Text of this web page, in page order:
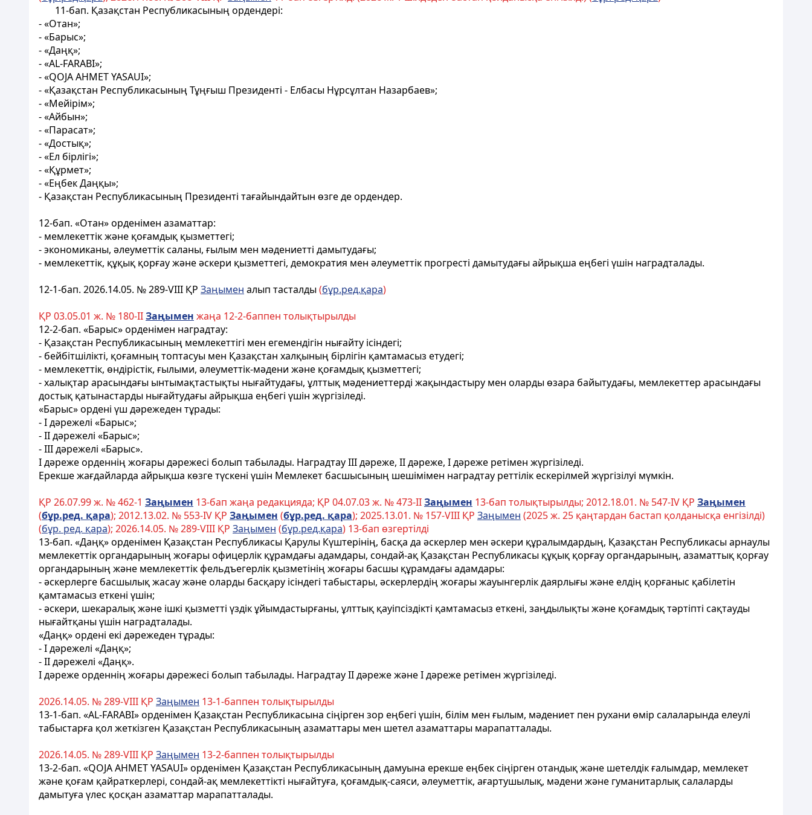
11-бап. Қазақстан Республикасының ордендері:
- «Отан»;
- «Барыс»;
- «Даңқ»;
- «AL-FARABI»;
- «QOJA AHMET YASAUI»;
- «Қазақстан Республикасының Тұңғыш Президенті - Елбасы Нұрсұлтан Назарбаев»;
- «Мейірім»;
- «Айбын»;
- «Парасат»;
- «Достық»;
- «Ел бірлігі»;
- «Құрмет»;
- «Еңбек Даңқы»;
- Қазақстан Республикасының Президенті тағайындайтын өзге де ордендер.
12-бап. «Отан» орденiмен азаматтар:
- мемлекеттік және қоғамдық қызметтегi;
- экономиканы, әлеуметтiк саланы, ғылым мен мәдениеттi дамытудағы;
- мемлекеттік, құқық қорғау және әскери қызметтегi, демократия мен әлеуметтiк прогрестi дамытудағы айрықша еңбегi үшiн наградталады.
12-1-бап. 2026.14.05. № 289-VIII ҚР Заңымен алып тасталды(бұр.ред.қара)
ҚР 03.05.01 ж. № 180-IIЗаңымен жаңа 12-2-баппен толықтырылды
12-2-бап. «Барыс» орденімен наградтау:
- Қазақстан Республикасының мемлекеттігі мен егемендігін нығайту ісіндегі;
- бейбітшілікті, қоғамның топтасуы мен Қазақстан халқының бірлігін қамтамасыз етудегі;
- мемлекеттік, өндірістік, ғылыми, әлеуметтік-мәдени және қоғамдық қызметтегі;
- халықтар арасындағы ынтымақтастықты нығайтудағы, ұлттық мәдениеттерді жақындастыру мен оларды өзара байытудағы, мемлекеттер арасындағы
достық қатынастарды нығайтудағы айрықша еңбегі үшін жүргізіледі.
«Барыс» ордені үш дәрежеден тұрады:
- I дәрежелі «Барыс»;
- II дәрежелі «Барыс»;
- III дәрежелі «Барыс».
I дәреже орденнің жоғары дәрежесі болып табылады. Наградтау III дәреже, II дәреже, I дәреже ретімен жүргізіледі.
Ерекше жағдайларда айрықша көзге түскені үшін Мемлекет басшысының шешімімен наградтау реттілік ескерілмей жүргізілуі мүмкін.
ҚР 26.07.99 ж. № 462-1 Заңымен 13-бап жаңа редакцияда; ҚР 04.07.03 ж. № 473-IIЗаңымен 13-бап толықтырылды; 2012.18.01. № 547-ІV ҚР Заңымен
(бұр.ред. қара); 2012.13.02. № 553-IV ҚР Заңымен (бұр.ред. қара); 2025.13.01. № 157-VIII ҚР Заңымен (2025 ж. 25 қаңтардан бастап қолданысқа енгізілді)
(бұр. ред. қара); 2026.14.05. № 289-VIII ҚР Заңымен (бұр.ред.қара) 13-бап өзгертілді
13-бап. «Даңқ» орденімен Қазақстан Республикасы Қарулы Күштерінің, басқа да әскерлер мен әскери құралымдардың, Қазақстан Республикасы арнаулы
мемлекеттік органдарының жоғары офицерлік құрамдағы адамдары, сондай-ақ Қазақстан Республикасы құқық қорғау органдарының, азаматтық қорғау
органдарының және мемлекеттік фельдъегерлік қызметінің жоғары басшы құрамдағы адамдары:
- әскерлерге басшылық жасау және оларды басқару ісіндегі табыстары, әскерлердің жоғары жауынгерлік даярлығы және елдің қорғаныс қабілетін
қамтамасыз еткені үшін;
- әскери, шекаралық және ішкі қызметті үздік ұйымдастырғаны, ұлттық қауіпсіздікті қамтамасыз еткені, заңдылықты және қоғамдық тәртіпті сақтауды
нығайтқаны үшін наградталады.
«Даңқ» ордені екі дәрежеден тұрады:
- I дәрежелі «Даңқ»;
- II дәрежелі «Даңқ».
I дәреже орденнің жоғары дәрежесі болып табылады. Наградтау II дәреже және I дәреже ретімен жүргізіледі.
2026.14.05. № 289-VIII ҚР Заңымен 13-1-баппен толықтырылды
13-1-бап. «AL-FARABI» орденімен Қазақстан Республикасына сіңірген зор еңбегі үшін, білім мен ғылым, мәдениет пен рухани өмір салаларында елеулі
табыстарға қол жеткізген Қазақстан Республикасының азаматтары мен шетел азаматтары марапатталады.
2026.14.05. № 289-VIII ҚР Заңымен 13-2-баппен толықтырылды
13-2-бап. «QOJA AHMET YASAUI» орденімен Қазақстан Республикасының дамуына ерекше еңбек сіңірген отандық және шетелдік ғалымдар, мемлекет
және қоғам қайраткерлері, сондай-ақ мемлекеттікті нығайтуға, қоғамдық-саяси, әлеуметтік, ағартушылық, мәдени және гуманитарлық салаларды
дамытуға үлес қосқан азаматтар марапатталады.